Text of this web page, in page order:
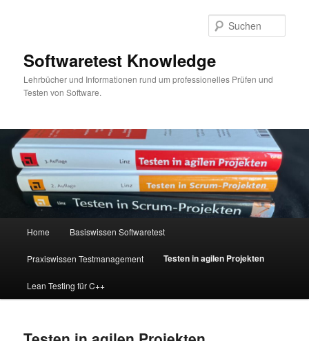
Softwaretest Knowledge
Lehrbücher und Informationen rund um professionelles Prüfen und
Testen von Software.
Home Basiswissen Softwaretest
Praxiswissen Testmanagement Testen in agilen Projekten
Lean Testing für C++